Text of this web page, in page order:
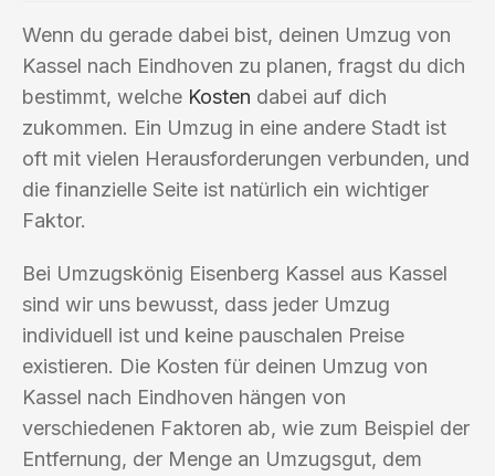
Wenn du gerade dabei bist, deinen Umzug von
Kassel nach Eindhoven zu planen, fragst du dich
bestimmt, welche Kosten dabei auf dich
zukommen. Ein Umzug in eine andere Stadt ist
oft mit vielen Herausforderungen verbunden, und
die finanzielle Seite ist natürlich ein wichtiger
Faktor.
Bei Umzugskönig Eisenberg Kassel aus Kassel
sind wir uns bewusst, dass jeder Umzug
individuell ist und keine pauschalen Preise
existieren. Die Kosten für deinen Umzug von
Kassel nach Eindhoven hängen von
verschiedenen Faktoren ab, wie zum Beispiel der
Entfernung, der Menge an Umzugsgut, dem